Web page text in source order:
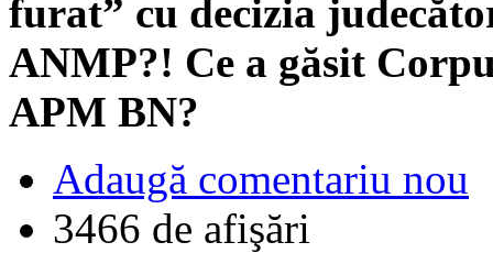
furat” cu decizia
ANMP?! Ce a găsit
APM BN?
Adaugă comentariu nou
3466 de afişări